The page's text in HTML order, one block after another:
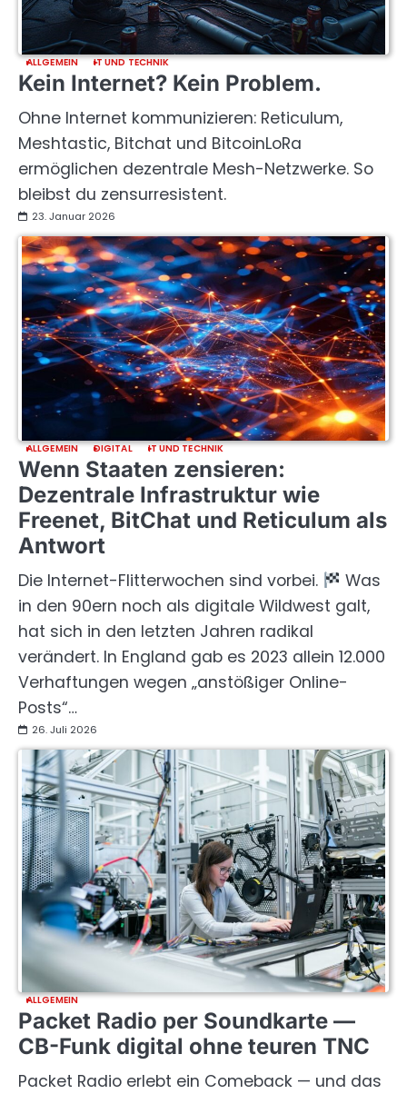
ALLGEMEIN IT UND TECHNIK
Kein Internet? Kein Problem.
Ohne Internet kommunizieren: Reticulum,
Meshtastic, Bitchat und BitcoinLoRa
ermöglichen dezentrale Mesh-Netzwerke. So
bleibst du zensurresistent.
23. Januar 2026
ALLGEMEIN DIGITAL IT UND TECHNIK
Wenn Staaten zensieren:
Dezentrale Infrastruktur wie
Freenet, BitChat und Reticulum als
Antwort
Die Internet-Flitterwochen sind vorbei.
Was
in den 90ern noch als digitale Wildwest galt,
hat sich in den letzten Jahren radikal
verändert. In England gab es 2023 allein 12.000
Verhaftungen wegen „anstößiger Online-
Posts“…
26. Juli 2026
ALLGEMEIN
Packet Radio per Soundkarte —
CB-Funk digital ohne teuren TNC
Packet Radio erlebt ein Comeback — und das